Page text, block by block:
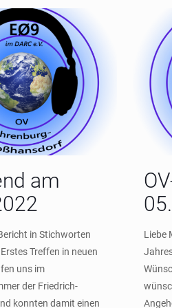
am
in Stichworten
Treffen in neuen
uns im
der Friedrich-
konnten damit einen
Liebe